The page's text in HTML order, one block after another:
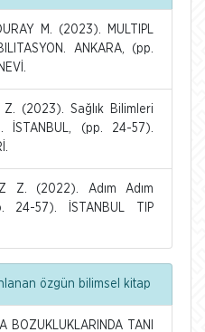
M. (2023). MULTIPL
ANKARA, (pp.
Z. (2023). Sağlık Bilimleri
İSTANBUL, (pp. 24-57).
Z. (2022). Adım Adım
24-57). İSTANBUL TIP
özgün bilimsel kitap
TANI